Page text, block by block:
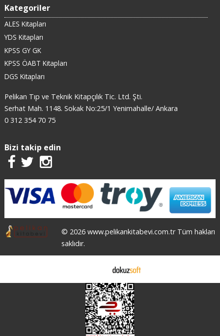
Kategoriler
ALES Kitapları
YDS Kitapları
KPSS GY GK
KPSS ÖABT Kitapları
DGS Kitapları
Pelikan Tıp ve Teknik Kitapçılık Tic. Ltd. Şti.
Serhat Mah. 1148. Sokak No:25/1 Yenimahalle/ Ankara
0 312 354 70 75
Bizi takip edin
© 2026 www.pelikankitabevi.com.tr Tüm hakları
saklıdır.